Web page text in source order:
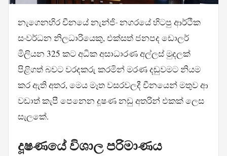
නැගෙනහිර චීනයේ නැන්ජිං නගරයේ හිටපු ආර්ථික
සංවර්ධන නිලධාරියෙකු, එක්සත් ජනපද ඩොලර්
මිලියන 325 කට අධික අසාධාරණ අල්ලස් මුදලක්
පිළිගත් බවට වරදකරු කරමින් මරණ දඬුවමට නියම
කර ඇති අතර, මෙය මෑත වසරවලදී චීනයෙන් මතුව ආ
වඩාත් කැපී පෙනෙන දූෂණ නඩු අතරින් එකක් ලෙස
සැලකේ.
දූෂණයේ විශාල පරිමාණය